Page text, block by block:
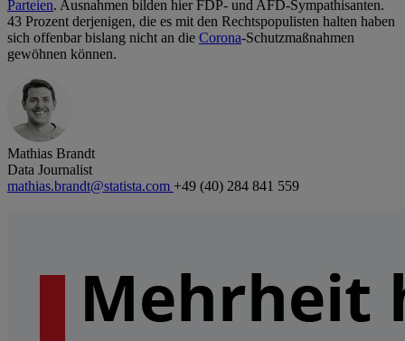
Parteien. Ausnahmen bilden hier FDP- und AFD-Sympathisanten.
43 Prozent derjenigen, die es mit den Rechtspopulisten halten haben
sich offenbar bislang nicht an die Corona-Schutzmaßnahmen
gewöhnen können.
Mathias Brandt
Data Journalist
mathias.brandt@statista.com +49 (40) 284 841 559